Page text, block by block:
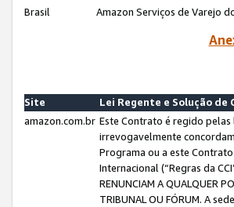
Brasil
Amazon Serviços de Varejo
Site
Lei Regente e Solução de
amazon.com.br Este Contrato é regido
irrevogavelmente
Programa ou a este
Internacional (“Regras da
RENUNCIAM A QUALQUER
TRIBUNAL OU FÓRUM. A